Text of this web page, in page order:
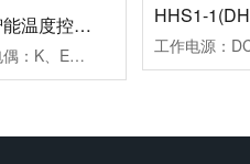
HB901系列智能温度控制仪
测量信号：热电偶：K、E、J；热电阻：Pt100、Cu50控制方式：二位式继电器通断控制PID调节继电器通断控制；PID调节驱动SSR电压控制报警方式：一组报警继电器触点输出二组报警继电器触点输出工作电源：AC100~240V外形尺寸：96×96×78mm开孔尺寸：92×92mm附加功能：通讯功能、变送功能典型应用：用于挤塑机、回流焊机、鞋机等控温场合备注：多种传感器输入用户任意设定